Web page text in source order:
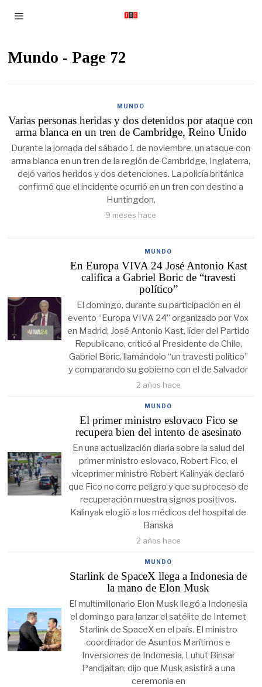
Mundo - Page 72
MUNDO
Varias personas heridas y dos detenidos por ataque con
arma blanca en un tren de Cambridge, Reino Unido
Durante la jornada del sábado 1 de noviembre, un ataque con
arma blanca en un tren de la región de Cambridge, Inglaterra,
dejó varios heridos y dos detenciones. La policía británica
confirmó que el incidente ocurrió en un tren con destino a
Huntingdon,
9 meses hace
MUNDO
En Europa VIVA 24 José Antonio Kast
califica a Gabriel Boric de “travesti
político”
El domingo, durante su participación en el
evento “Europa VIVA 24” organizado por Vox
en Madrid, José Antonio Kast, líder del Partido
Republicano, criticó al Presidente de Chile,
Gabriel Boric, llamándolo “un travesti político”
y comparando su gobierno con el de Salvador
2 años hace
MUNDO
El primer ministro eslovaco Fico se
recupera bien del intento de asesinato
En una actualización diaria sobre la salud del
primer ministro eslovaco, Robert Fico, el
viceprimer ministro Robert Kalinyak declaró
que Fico no corre peligro y que su proceso de
recuperación muestra signos positivos.
Kalinyak elogió a los médicos del hospital de
Banska
2 años hace
MUNDO
Starlink de SpaceX llega a Indonesia de
la mano de Elon Musk
El multimillonario Elon Musk llegó a Indonesia
el domingo para lanzar el satélite de Internet
Starlink de SpaceX en el país. El ministro
coordinador de Asuntos Marítimos e
Inversiones de Indonesia, Luhut Binsar
Pandjaitan, dijo que Musk asistirá a una
ceremonia en